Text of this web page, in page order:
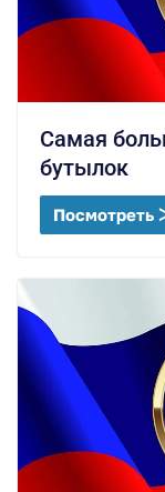
Самая
бутылок
Посмотреть